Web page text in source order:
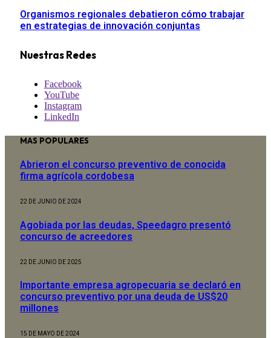
Organismos regionales debatieron cómo trabajar
en estrategias de innovación conjuntas
Nuestras Redes
Facebook
YouTube
Instagram
LinkedIn
MAS POPULARES
Abrieron el concurso preventivo de conocida
firma agrícola cordobesa
22 DE JUNIO DE 2024
Agobiada por las deudas, Speedagro presentó
concurso de acreedores
22 DE JUNIO DE 2025
Importante empresa agropecuaria se declaró en
concurso preventivo por una deuda de US$20
millones
15 DE MAYO DE 2024